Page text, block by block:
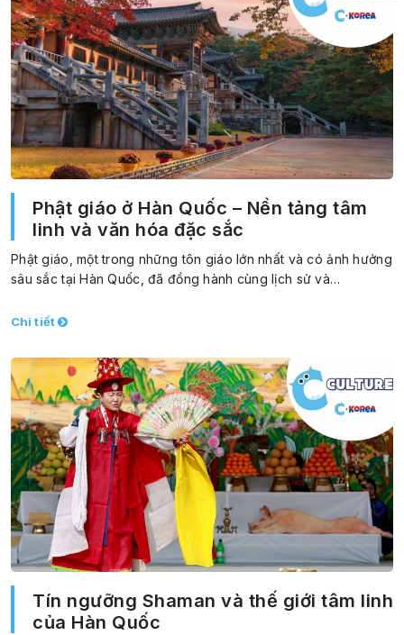
Phật giáo ở Hàn Quốc – Nền tảng tâm
linh và văn hóa đặc sắc
Phật giáo, một trong những tôn giáo lớn nhất và có ảnh hưởng
sâu sắc tại Hàn Quốc, đã đồng hành cùng lịch sử và…
Chi tiết
Tín ngưỡng Shaman và thế giới tâm linh
của Hàn Quốc